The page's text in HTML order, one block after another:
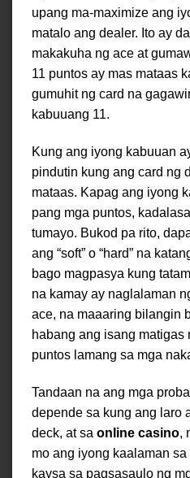
upang ma-maximize ang
matalo ang dealer. Ito ay
makakuha ng ace at
11 puntos ay mas mataas
gumuhit ng card na
kabuuang 11.
Kung ang iyong kabuuan
pindutin kung ang card ng
mataas. Kapag ang iyong
pang mga puntos,
tumayo. Bukod pa rito,
ang “soft” o “hard” na
bago magpasya kung
na kamay ay naglalaman
ace, na maaaring bilangin
habang ang isang matigas
puntos lamang sa mga
Tandaan na ang mga
depende sa kung ang laro
deck, at sa online casino,
mo ang iyong kaalaman sa
kaysa sa pagsasaulo ng